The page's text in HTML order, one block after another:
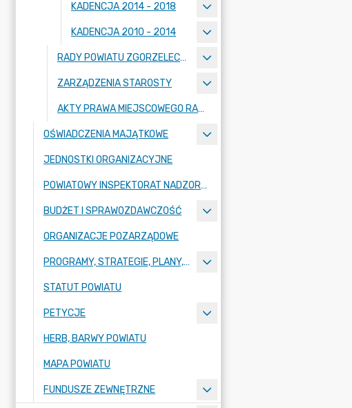
KADENCJA 2014 - 2018
KADENCJA 2010 - 2014
RADY POWIATU ZGORZELECKIEGO
ZARZĄDZENIA STAROSTY
AKTY PRAWA MIEJSCOWEGO RADY POWIATU ZGORZELECKIEGO
OŚWIADCZENIA MAJĄTKOWE
JEDNOSTKI ORGANIZACYJNE
POWIATOWY INSPEKTORAT NADZORU BUDOWLANEGO
BUDŻET I SPRAWOZDAWCZOŚĆ
ORGANIZACJE POZARZĄDOWE
PROGRAMY, STRATEGIE, PLANY, RAPORTY
STATUT POWIATU
PETYCJE
HERB, BARWY POWIATU
MAPA POWIATU
FUNDUSZE ZEWNĘTRZNE